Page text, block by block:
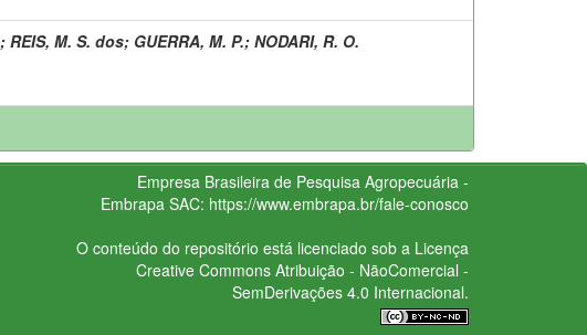
; REIS, M. S. dos; GUERRA, M. P.; NODARI, R. O.
Empresa Brasileira de Pesquisa Agropecuária -
Embrapa SAC: https://www.embrapa.br/fale-conosco
O conteúdo do repositório está licenciado sob a Licença
Creative CommonsAtribuição - NãoComercial -
SemDerivações 4.0 Internacional.